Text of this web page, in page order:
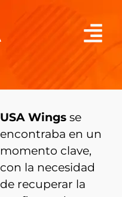
USA Wings se
encontraba en un
momento clave,
con la necesidad
de recuperar la